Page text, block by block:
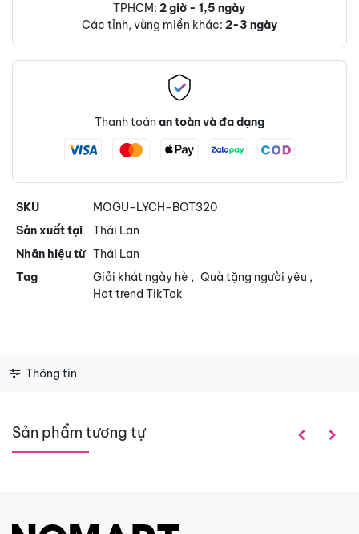
TPHCM:2 giờ - 1,5 ngày
Các tỉnh, vùng miền khác: 2-3 ngày
Thanh toán an toàn và đa dạng
SKU
MOGU-LYCH-BOT320
Sản xuất tại
Thái Lan
Nhãn hiệu từ Thái Lan
Tag
Giải khát ngày hè , Quà tặng người yêu ,
Hot trend TikTok
Thông tin
Sản phẩm tương tự